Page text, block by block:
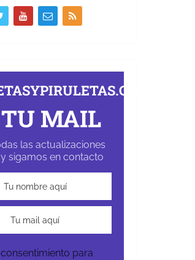
MAIL
las actualizaciones
sigamos en contacto
para